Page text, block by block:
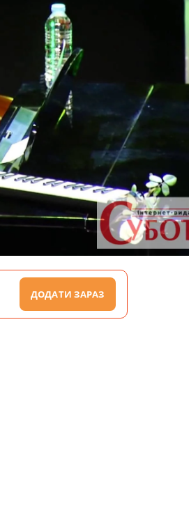
ДОДАТИ ЗАРАЗ